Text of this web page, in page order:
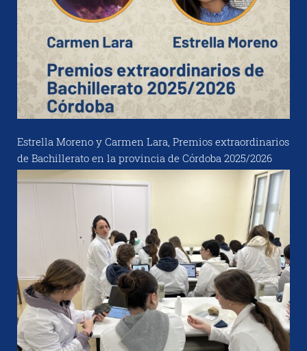
Estrella Moreno y Carmen Lara, Premios extraordinarios
de Bachillerato en la provincia de Córdoba 2025/2026